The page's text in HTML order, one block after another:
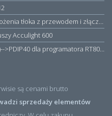
CE3M8P W0952029394 Czujnik położenia tłoka z przewodem i złączem M8, PNP NO, 10...30VDC, 100mA, METALWORK, METAL WORK jak MZT1-0
Acculight 600
Adapter dedykowany ITE(LQFP128)-->PDIP40 dla programatora RT809H/RT809F (simple)
są cenami brutto
sprzedaży elementów